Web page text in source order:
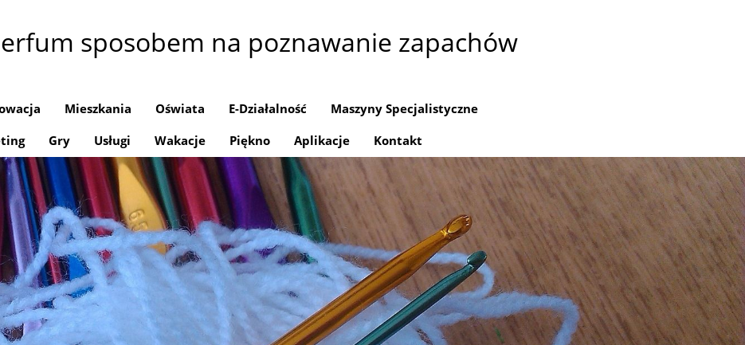
sposobem na poznawanie zapachów
Mieszkania Oświata E-Działalność
Maszyny Specjalistyczne
Gry Usługi Wakacje Piękno Aplikacje Kontakt